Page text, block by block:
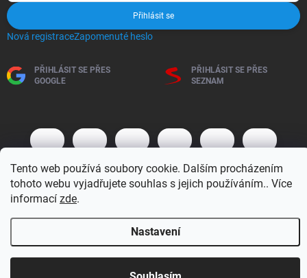
Tento web používá soubory cookie. Dalším procházením
tohoto webu vyjadřujete souhlas s jejich používáním.. Více
informací zde.
Nastavení
Otevírací doba 7:30 - 16:00 hod
Přihlásit se
Nová registraceZapomenuté heslo
PŘIHLÁSIT SE PŘES
GOOGLE
PŘIHLÁSIT SE PŘES
SEZNAM
Copyright 2026BM MOTO s.r.o.. Všechna práva vyhrazena.Upravit
nastavení cookies